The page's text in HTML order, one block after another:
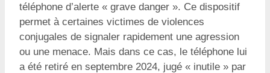
téléphone d’alerte « grave danger ». Ce dispositif
permet à certaines victimes de violences
conjugales de signaler rapidement une agression
ou une menace. Mais dans ce cas, le téléphone lui
a été retiré en septembre 2024, jugé « inutile » par